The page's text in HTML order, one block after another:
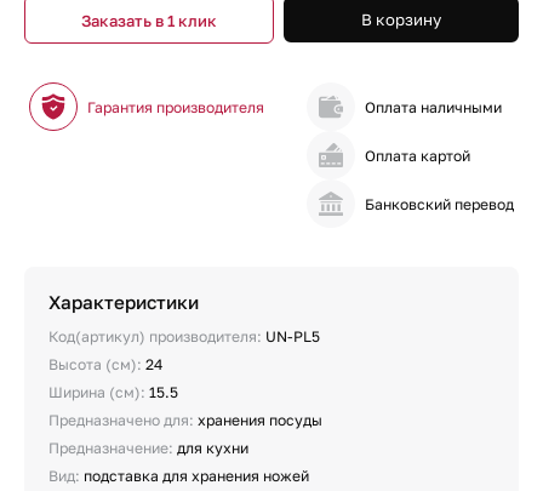
В корзину
Заказать в 1 клик
Гарантия производителя Оплата наличными
Оплата картой
Банковский перевод
Характеристики
Код(артикул) производителя: UN-PL5
Высота (см): 24
Ширина (см): 15.5
Предназначено для: хранения посуды
Предназначение: для кухни
Вид: подставка для хранения ножей